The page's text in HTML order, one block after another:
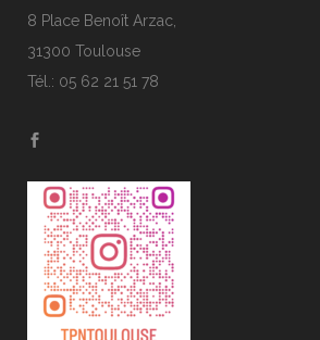
8 Place Benoît Arzac,
31300 Toulouse
Tél.: 05 62 21 51 78